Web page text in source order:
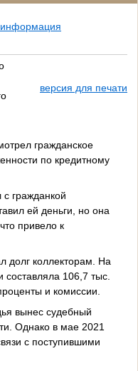
информация
версия для печати
гражданское
по кредитному
гражданкой
ей деньги, но она
привело к
долг коллекторам. На
106,7 тыс.
и комиссии.
вынес судебный
Однако в мае 2021
с поступившими